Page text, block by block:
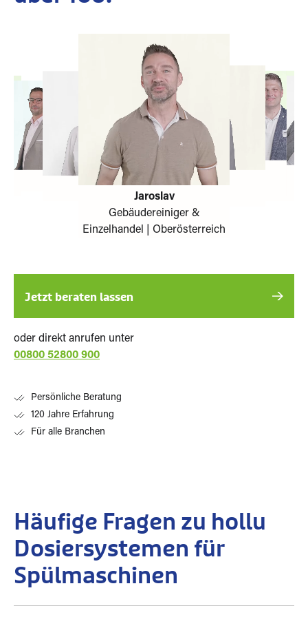
Jetzt beraten lassen
oder direkt anrufen unter
00800 52800 900
Persönliche Beratung
120 Jahre Erfahrung
Für alle Branchen
Verena
Gastronomie & Hotellerie |
Steiermark
Häufige Fragen zu hollu
Dosiersystemen für
Spülmaschinen